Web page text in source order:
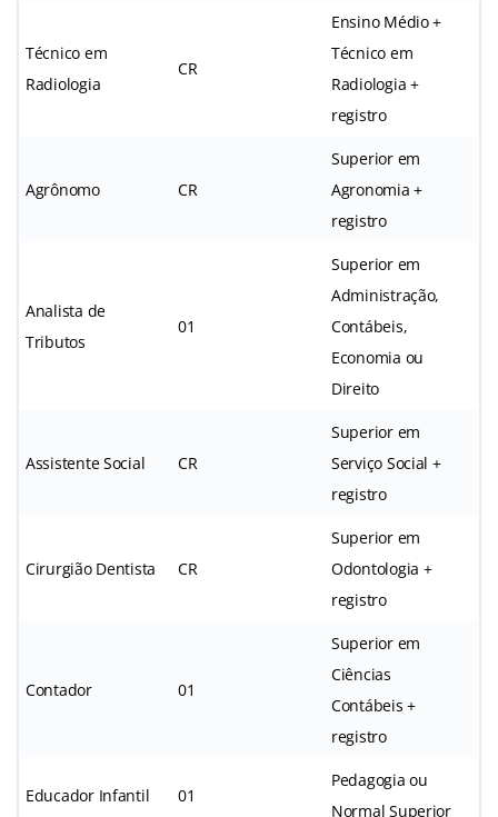
Técnico em
Radiologia
CR
Ensino Médio +
Técnico em
Radiologia +
registro
Agrônomo CR
Superior em
Agronomia +
registro
Analista de
Tributos
01
Superior em
Administração,
Contábeis,
Economia ou
Direito
Assistente Social CR
Superior em
Serviço Social +
registro
Cirurgião Dentista CR
Superior em
Odontologia +
registro
Contador 01
Superior em
Ciências
Contábeis +
registro
Educador Infantil 01
Pedagogia ou
Normal Superior